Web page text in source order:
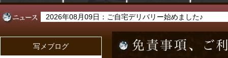
2026年08月09日：ご自宅デリバリー始めました♪
2026年08月09日：事前予約の受付時間は朝10時～♪朝8
写メブログ